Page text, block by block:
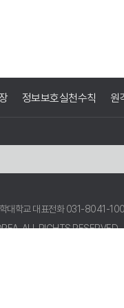
정보보호실천수칙 원
대학교대표전화 031-8041-
ALL RIGHTS RESERVED.